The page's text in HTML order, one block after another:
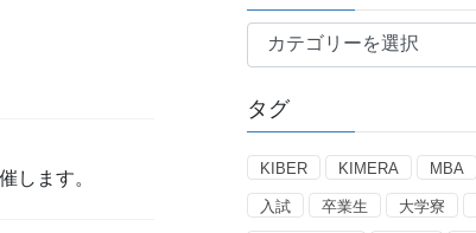
します。
テ
リ
タグ
KIBER KIMERA MBA
入試 卒業生 大学寮